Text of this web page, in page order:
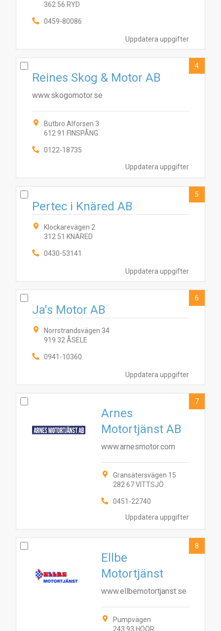
Uppdatera uppgifter
362 56 RYD
0459-80086
Uppdatera uppgifter
Reines Skog & Motor AB
www.skogomotor.se
Butbro Alforsen 3
612 91 FINSPÅNG
0122-18735
4
Uppdatera uppgifter
Pertec i Knäred AB
Klockarevägen 2
312 51 KNÄRED
0430-53141
5
Uppdatera uppgifter
Ja's Motor AB
Norrstrandsvägen 34
919 32 ÅSELE
0941-10360
6
Uppdatera uppgifter
Arnes
Motortjänst AB
www.arnesmotor.com
Gransätersvägen 15
282 67 VITTSJÖ
0451-22740
7
Ellbe
Motortjänst
www.ellbemotortjanst.se
Pumpvägen
243 93 HÖÖR
8